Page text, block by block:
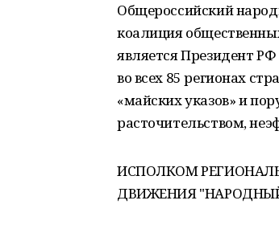
Общероссийский
коалиция
является Президент
во всех 85 регионах
«майских указов» и
расточительством,
ИСПОЛКОМ
ДВИЖЕНИЯ